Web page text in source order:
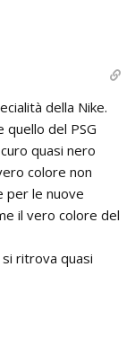
della Nike.
del PSG
quasi nero
colore non
per le nuove
il vero colore del
si ritrova quasi